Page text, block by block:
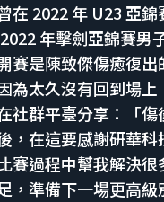
在 2022 年 U23 亞
年擊劍亞錦賽男
賽是陳致傑傷癒復
為太久沒有回到場
社群平臺分享：「
，在這要感謝研華
賽過程中幫我解決
，準備下一場更高級